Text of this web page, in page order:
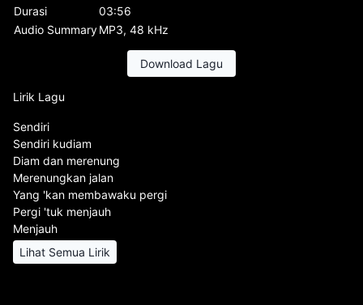
Durasi
03:56
Audio SummaryMP3, 48 kHz
Download Lagu
Lirik Lagu
Sendiri
Sendiri kudiam
Diam dan merenung
Merenungkan jalan
Yang 'kan membawaku pergi
Pergi 'tuk menjauh
Menjauh
Lihat Semua Lirik